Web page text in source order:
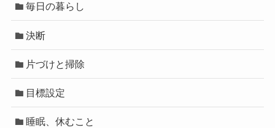
毎日の暮らし
決断
片づけと掃除
目標設定
睡眠、休むこと